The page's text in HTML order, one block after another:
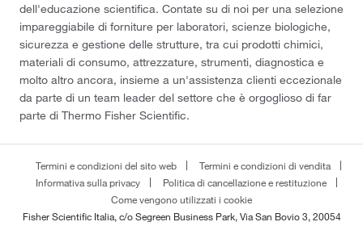
dell'educazione scientifica. Contate su di noi per una selezione
impareggiabile di forniture per laboratori, scienze biologiche,
sicurezza e gestione delle strutture, tra cui prodotti chimici,
materiali di consumo, attrezzature, strumenti, diagnostica e
molto altro ancora, insieme a un'assistenza clienti eccezionale
da parte di un team leader del settore che è orgoglioso di far
parte di Thermo Fisher Scientific.
Termini e condizioni del sito web
Termini e condizioni di vendita
Informativa sulla privacy
Politica di cancellazione e restituzione
Come vengono utilizzati i cookie
Fisher Scientific Italia, c/o Segreen Business Park, Via San Bovio 3, 20054